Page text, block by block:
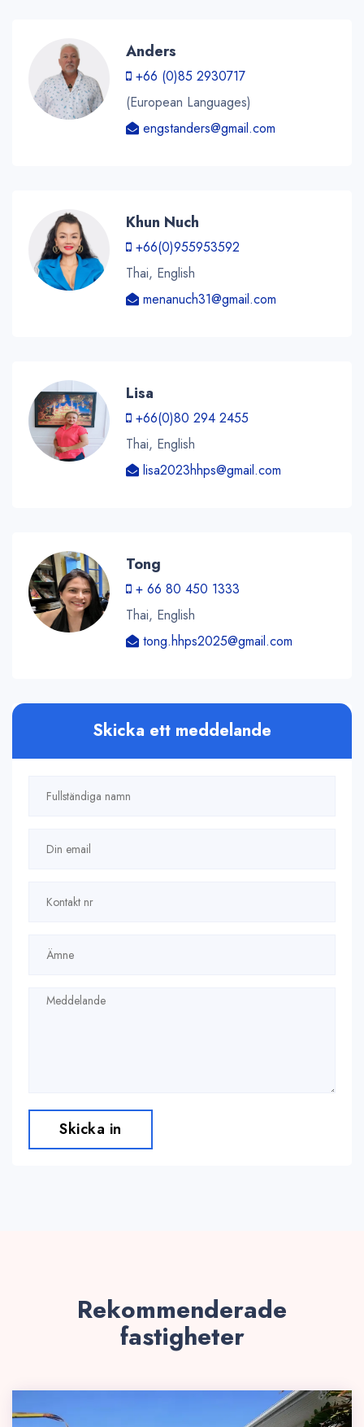
Anders
+66 (0)85 2930717
(European Languages)
engstanders@gmail.com
Khun Nuch
+66(0)955953592
Thai, English
menanuch31@gmail.com
Lisa
+66(0)80 294 2455
Thai, English
lisa2023hhps@gmail.com
Tong
+ 66 80 450 1333
Thai, English
tong.hhps2025@gmail.com
Skicka ett meddelande
Skicka in
Rekommenderade
fastigheter